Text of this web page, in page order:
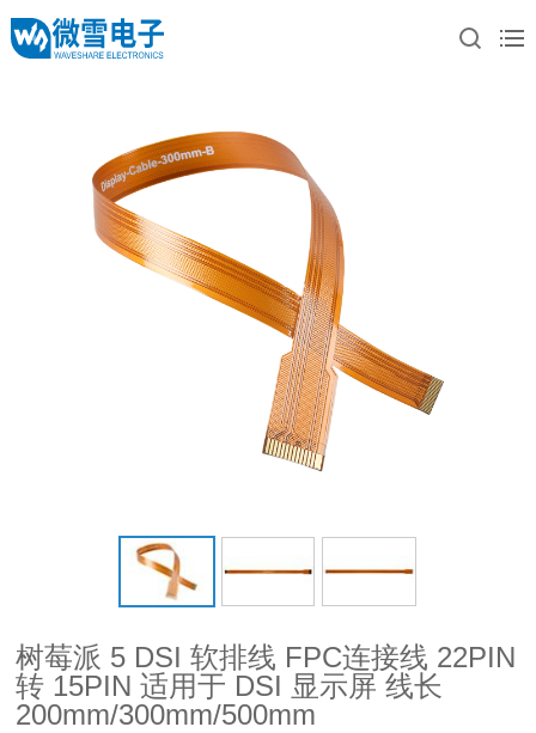
树莓派 5 DSI 软排线 FPC连接线 22PIN
转 15PIN 适用于 DSI 显示屏 线长
200mm/300mm/500mm